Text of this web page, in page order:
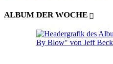
ALBUM DER WOCHE